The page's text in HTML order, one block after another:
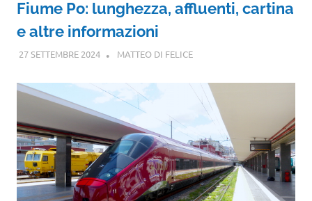
Fiume Po: lunghezza, affluenti, cartina
e altre informazioni
27 SETTEMBRE 2024 MATTEO DI FELICE